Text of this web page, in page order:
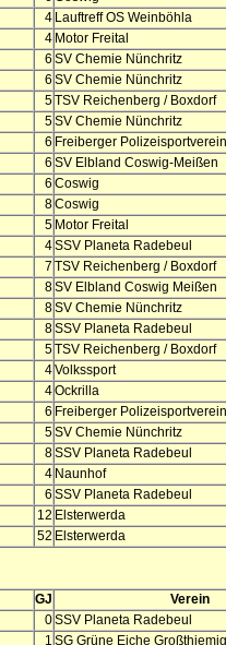
4 Lauftreff OS Weinböhla
4 Motor Freital
6 SV Chemie Nünchritz
6 SV Chemie Nünchritz
5TSV Reichenberg / Boxdorf
5SV Chemie Nünchritz
6 Freiberger Polizeisportverein
6 SV Elbland Coswig-Meißen
6 Coswig
8Coswig
5 Motor Freital
4SSV Planeta Radebeul
7 TSV Reichenberg / Boxdorf
8SV Elbland Coswig Meißen
8SV Chemie Nünchritz
8SSV Planeta Radebeul
5TSV Reichenberg / Boxdorf
4Volkssport
4Ockrilla
6 Freiberger Polizeisportverein
5SV Chemie Nünchritz
8SSV Planeta Radebeul
4 Naunhof
6 SSV Planeta Radebeul
12 Elsterwerda
52 Elsterwerda
GJ Verein
0SSV Planeta Radebeul
1 SG Grüne Eiche Großthiemig